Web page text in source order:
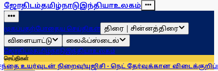
ஜோதிடம்தமிழ்நாடுஇந்தியாஉலகம்
முகப்புதற்போதைய செய்திகள் திரை | சின்னத்திரை
விளையாட்டு
லைஃப்ஸ்டைல்
ஜோதிடம்தமிழ்நாடுஇந்தியாஉலகம்
செய்திகள்
யுஜிசி - நெட் தேர்வுக்கான விடைக்குறிப்பு விரைவில்